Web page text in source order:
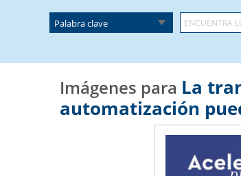
Palabra clave
Imágenes para La
automatización